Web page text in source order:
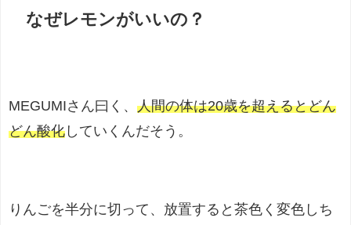
なぜレモンがいいの？
MEGUMIさん曰く、 人間の体は20歳を超えるとどん
どん酸化 していくんだそう。
りんごを半分に切って、放置すると茶色く変色しち